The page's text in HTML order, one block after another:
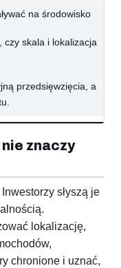
na środowisko
czy skala i lokalizacja
przedsięwzięcia, a
znaczy
słyszą je
lokalizację,
chronione i uznać,